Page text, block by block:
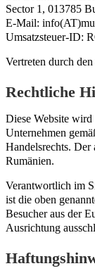
Sector 1, 013785
E-Mail:
Umsatzsteuer-ID:
Vertreten durch
Rechtliche
Diese Website
Unternehmen
Handelsrechts. Der
Rumänien.
Verantwortlich im
ist die oben
Besucher aus der
Ausrichtung